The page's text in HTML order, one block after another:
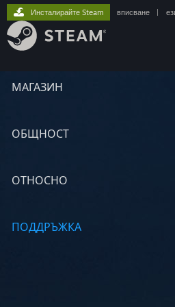
МАГАЗИН
ОБЩНОСТ
ОТНОСНО
ПОДДРЪЖКА
Инсталирайте Steam вписване